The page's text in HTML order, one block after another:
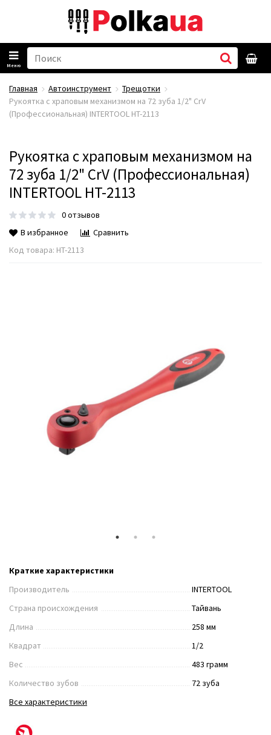
Меню
Главная Автоинструмент
Трещотки
Рукоятка с храповым механизмом на 72 зуба 1/2" CrV
(Профессиональная) INTERTOOL HT-2113
Рукоятка с храповым механизмом на
72 зуба 1/2" CrV (Профессиональная)
INTERTOOL HT-2113
0 отзывов
В избранное
Сравнить
Код товара: HT-2113
Краткие характеристики
Производитель
INTERTOOL
Страна происхождения
Тайвань
Длина
258 мм
Квадрат
1/2
Вес
483 грамм
Количество зубов
72 зуба
Все характеристики